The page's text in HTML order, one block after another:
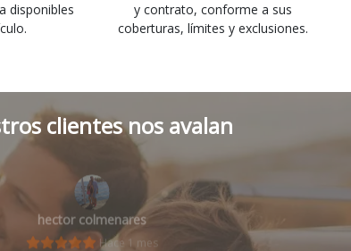
disponibles
y contrato, conforme a sus
coberturas, límites y exclusiones.
clientes nos avalan
hector colmenares
Hace 1 mes